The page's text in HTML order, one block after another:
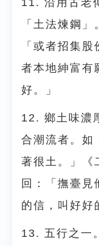
11. 沿用古老
「土法煉鋼
「或者招集
者本地紳富有
好。」
12. 鄉土味濃
合潮流者。如
著很土。」《
回：「撫臺見
的信，叫好好
13. 五行之一